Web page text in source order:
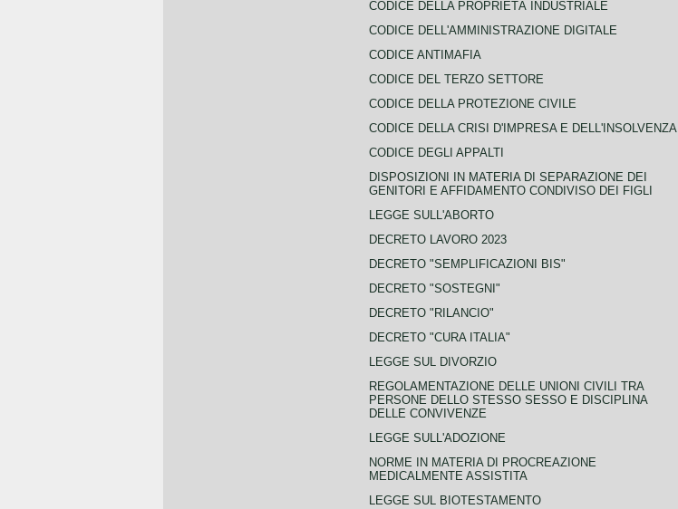
CODICE DELLA PROPRIETÀ INDUSTRIALE
CODICE DELL'AMMINISTRAZIONE DIGITALE
CODICE ANTIMAFIA
CODICE DEL TERZO SETTORE
CODICE DELLA PROTEZIONE CIVILE
CODICE DELLA CRISI D'IMPRESA E DELL'INSOLVENZA
CODICE DEGLI APPALTI
DISPOSIZIONI IN MATERIA DI SEPARAZIONE DEI
GENITORI E AFFIDAMENTO CONDIVISO DEI FIGLI
LEGGE SULL'ABORTO
DECRETO LAVORO 2023
DECRETO "SEMPLIFICAZIONI BIS"
DECRETO "SOSTEGNI"
DECRETO "RILANCIO"
DECRETO "CURA ITALIA"
LEGGE SUL DIVORZIO
REGOLAMENTAZIONE DELLE UNIONI CIVILI TRA
PERSONE DELLO STESSO SESSO E DISCIPLINA
DELLE CONVIVENZE
LEGGE SULL'ADOZIONE
NORME IN MATERIA DI PROCREAZIONE
MEDICALMENTE ASSISTITA
LEGGE SUL BIOTESTAMENTO